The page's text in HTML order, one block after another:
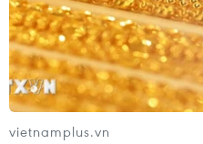
vietnamplus.vn